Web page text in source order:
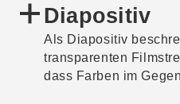
für Abzüge von
Cibachromepapier
hergestellt.
entsteht. Auch die
bezeichnet. Digital
man hingegen als
Diapositiv
Als Diapositiv
transparenten
dass Farben im